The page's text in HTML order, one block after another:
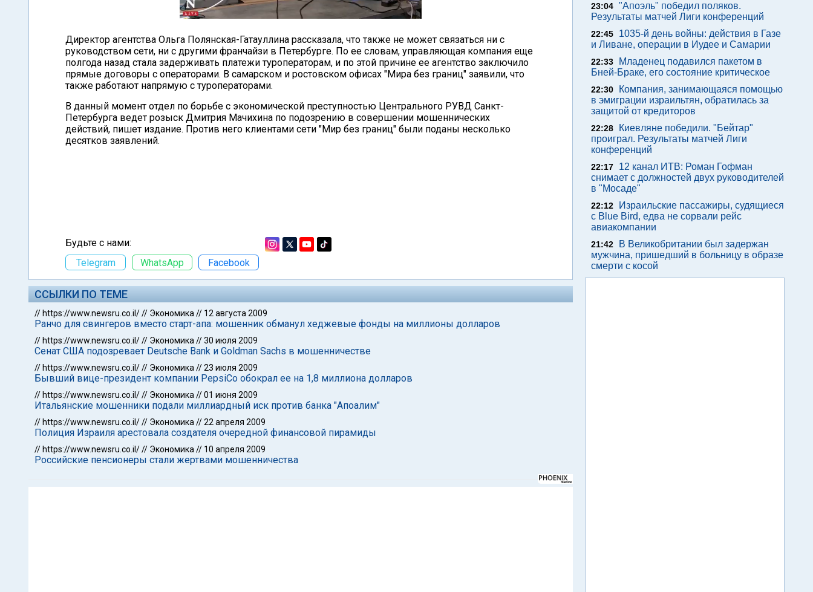
Директор агентства Ольга Полянская-Гатауллина рассказала, что также не может связаться ни с
руководством сети, ни с другими франчайзи в Петербурге. По ее словам, управляющая компания еще
полгода назад стала задерживать платежи туроператорам, и по этой причине ее агентство заключило
прямые договоры с операторами. В самарском и ростовском офисах "Мира без границ" заявили, что
также работают напрямую с туроператорами.
В данный момент отдел по борьбе с экономической преступностью Центрального РУВД Санкт-
Петербурга ведет розыск Дмитрия Мачихина по подозрению в совершении мошеннических
действий, пишет издание. Против него клиентами сети "Мир без границ" были поданы несколько
десятков заявлений.
Будьте с нами:
Telegram
WhatsApp Facebook
ССЫЛКИ ПО ТЕМЕ
// https://www.newsru.co.il/// Экономика // 12 августа 2009
Ранчо для свингеров вместо старт-апа: мошенник обманул хеджевые фонды на миллионы долларов
// https://www.newsru.co.il/// Экономика //30 июля 2009
Сенат США подозревает Deutsche Bank и Goldman Sachs в мошенничестве
// https://www.newsru.co.il/// Экономика //23 июля 2009
Бывший вице-президент компании PepsiCo обокрал ее на 1,8 миллиона долларов
// https://www.newsru.co.il/// Экономика //01 июня 2009
Итальянские мошенники подали миллиардный иск против банка "Апоалим"
// https://www.newsru.co.il/// Экономика //22 апреля 2009
Полиция Израиля арестовала создателя очередной финансовой пирамиды
// https://www.newsru.co.il/// Экономика // 10 апреля 2009
Российские пенсионеры стали жертвами мошенничества
23:04 "Апоэль" победил поляков.
Результаты матчей Лиги конференций
22:45
1035-й день войны: действия в Газе
и Ливане, операции в Иудее и Самарии
22:33
Младенец подавился пакетом в
Бней-Браке, его состояние критическое
22:30
Компания, занимающаяся помощью
в эмиграции израильтян, обратилась за
защитой от кредиторов
22:28
Киевляне победили. "Бейтар"
проиграл. Результаты матчей Лиги
конференций
22:17
12 канал ИТВ: Роман Гофман
снимает с должностей двух руководителей
в "Мосаде"
22:12
Израильские пассажиры, судящиеся
с Blue Bird, едва не сорвали рейс
авиакомпании
21:42
В Великобритании был задержан
мужчина, пришедший в больницу в образе
смерти с косой